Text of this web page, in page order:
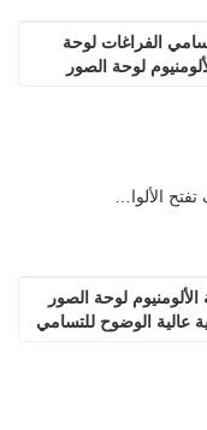
لوحة الصور
عالية الوضوح للتسامي